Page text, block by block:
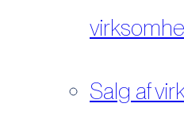
Salg af